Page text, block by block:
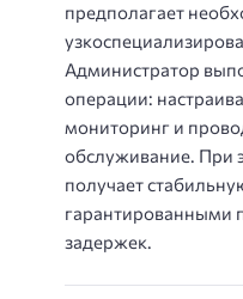
предполагает
Администратор
операции:
мониторинг и
обслуживание. При
получает
гарантированными
задержек.